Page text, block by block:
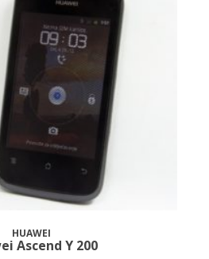
HUAWEI
Ascend Y 200